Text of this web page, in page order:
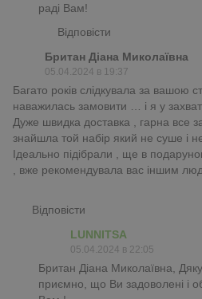
раді Вам!
Відповісти
Британ Діана Миколаївна
05.04.2024 в 19:37
Багато років слідкувала за вашою
наважилась замовити … і я у
Дуже швидка доставка , гарна все
знайшла той набір який не суше і
Ідеально підібрали , ще в
, вже рекомендувала вас іншим
Відповісти
LUNNITSA
05.04.2024 в 22:05
Британ Діана Миколаївна,
приємно, що Ви задоволені і